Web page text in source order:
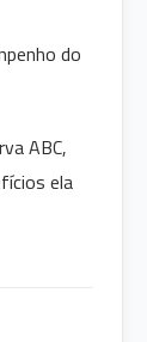
do
ABC,
ela